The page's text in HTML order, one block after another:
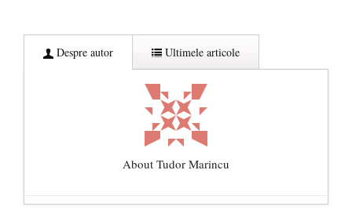
Despre autor Ultimele articole
About Tudor Marincu